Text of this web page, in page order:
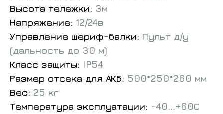
Высота тележки: 3м
Напряжение: 12/24в
Управление шериф-балки: Пульт д/у
(дальность до 30 м)
Класс защиты: IP54
Размер отсека для АКБ: 500*250*260 мм
Вес: 25 кг
Температура эксплуатации: -40...+60С